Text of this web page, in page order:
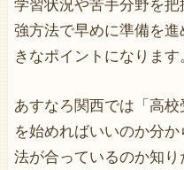
学習状況や苦手分野を
強方法で早めに準備を
きなポイントになります
あすなろ関西では「高
を始めればいいのか分
法が合っているのか知